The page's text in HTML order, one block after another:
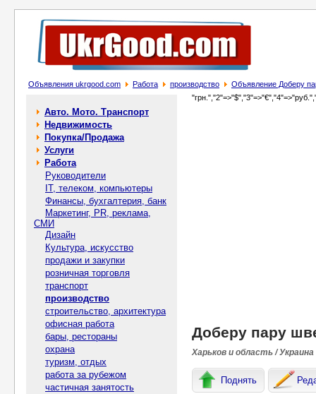
Объявления ukrgood.com Работа производство Объявление Доберу
Авто. Мото. Транспорт
Недвижимость
Покупка/Продажа
Услуги
Работа
Руководители
IT, телеком, компьютеры
Финансы, бухгалтерия, банк
Маркетинг, PR, реклама,
СМИ
Дизайн
Культура, искусство
продажи и закупки
розничная торговля
транспорт
производство
строительство, архитектура
офисная работа
бары, рестораны
охрана
туризм, отдых
работа за рубежом
частичная занятость
Доберу пару
Харьков и область / Украина
Поднять